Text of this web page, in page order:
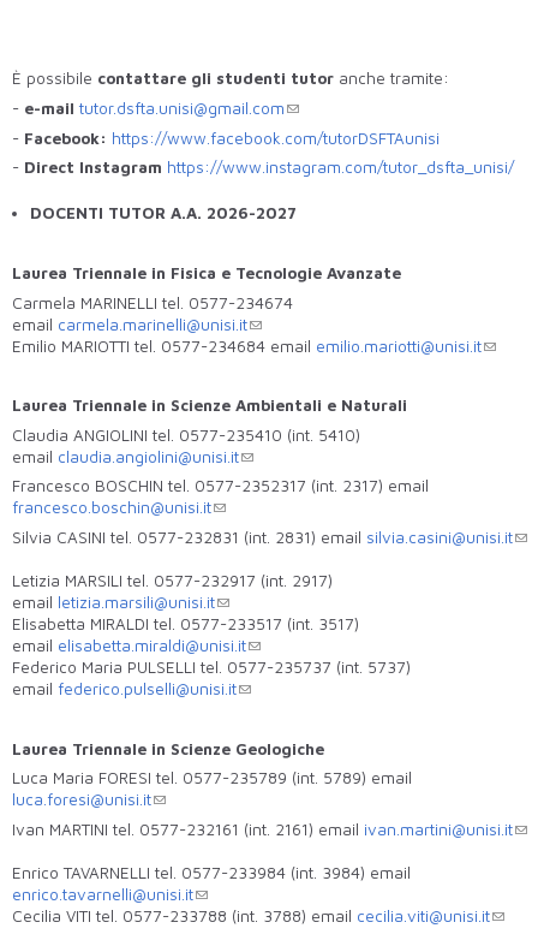
È possibile contattare gli studenti tutor anche tramite:
- e-mailtutor.dsfta.unisi@gmail.com
- Facebook: https://www.facebook.com/tutorDSFTAunisi
- Direct Instagram https://www.instagram.com/tutor_dsfta_unisi/
DOCENTI TUTOR A.A. 2026-2027
Laurea Triennale in Fisica e Tecnologie Avanzate
Carmela MARINELLI tel. 0577-234674
email carmela.marinelli@unisi.it
Emilio MARIOTTI tel. 0577-234684 email emilio.mariotti@unisi.it
Laurea Triennale in Scienze Ambientali e Naturali
Claudia ANGIOLINI tel. 0577-235410 (int. 5410)
email claudia.angiolini@unisi.it
Francesco BOSCHIN tel. 0577-2352317 (int. 2317) email
francesco.boschin@unisi.it
Silvia CASINI tel. 0577-232831 (int. 2831) email silvia.casini@unisi.it
Letizia MARSILI tel. 0577-232917 (int. 2917)
email letizia.marsili@unisi.it
Elisabetta MIRALDI tel. 0577-233517 (int. 3517)
email elisabetta.miraldi@unisi.it
Federico Maria PULSELLI tel. 0577-235737 (int. 5737)
email federico.pulselli@unisi.it
Laurea Triennale in Scienze Geologiche
Luca Maria FORESI tel. 0577-235789 (int. 5789) email
luca.foresi@unisi.it
Ivan MARTINI tel. 0577-232161 (int. 2161) email ivan.martini@unisi.it
Enrico TAVARNELLI tel. 0577-233984 (int. 3984) email
enrico.tavarnelli@unisi.it
Cecilia VITI tel. 0577-233788 (int. 3788) email cecilia.viti@unisi.it